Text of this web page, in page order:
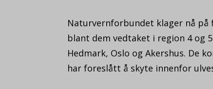
Naturvernforbundet klager nå
blant dem vedtaket i region 4 og
Hedmark, Oslo og Akershus. De
har foreslått å skyte innenfor